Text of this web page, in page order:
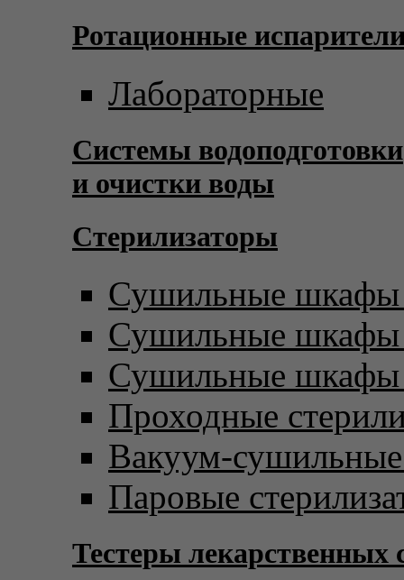
Ротационные
Лабораторные
Системы водоподготовки
и очистки воды
Стерилизаторы
Сушильные шкафы
Сушильные шкафы
Сушильные шкафы
Проходные
Вакуум-
Паровые
Тестеры лекарственных